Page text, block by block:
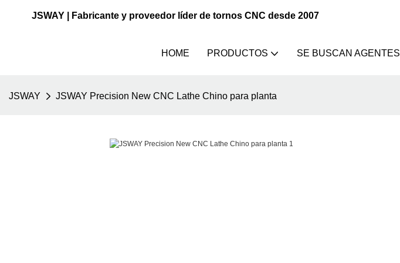
JSWAY | Fabricante y proveedor líder de tornos CNC desde 2007
HOME PRODUCTOS SE BUSCAN AGENTES
JSWAY JSWAY Precision New CNC Lathe Chino para planta